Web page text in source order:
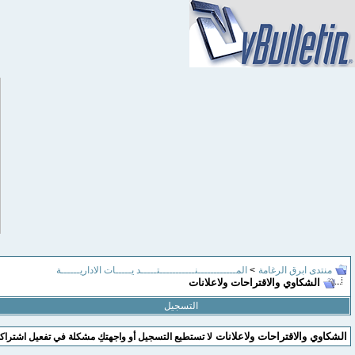
منتدى ابرق الرغامة > المــــــــــــنـــــــــــتـــــد يـــــات الاداريــــــة
الشكاوي والاقتراحات ولاعلانات
التسجيل
الشكاوي والاقتراحات ولاعلانات لا تستطيع التسجيل أو واجهتكِ مشكلة في تفعيل